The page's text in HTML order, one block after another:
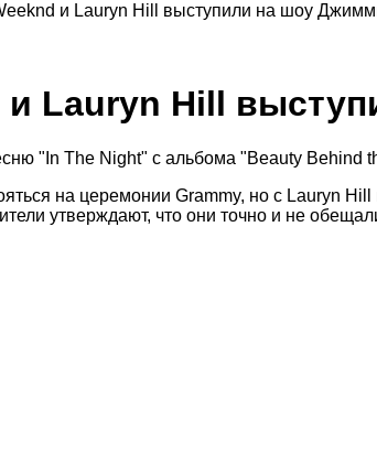
и Lauryn Hill выступили на шоу
и Lauryn Hill
"In The Night" c альбома "Beauty Behind
на церемонии Grammy, но с Lauryn
утверждают, что они точно и не